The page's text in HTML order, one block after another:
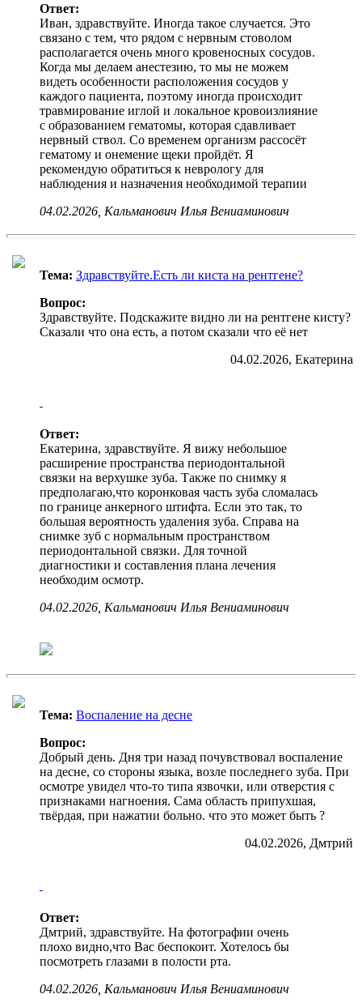
Ответ:
Иван, здравствуйте. Иногда такое случается. Это
связано с тем, что рядом с нервным стоволом
располагается очень много кровеносных сосудов.
Когда мы делаем анестезию, то мы не можем
видеть особенности расположения сосудов у
каждого пациента, поэтому иногда происходит
травмирование иглой и локальное кровоизлияние
с образованием гематомы, которая сдавливает
нервный ствол. Со временем организм рассосёт
гематому и онемение щеки пройдёт. Я
рекомендую обратиться к неврологу для
наблюдения и назначения необходимой терапии
04.02.2026, Кальманович Илья Вениаминович
Тема: Здравствуйте.Есть ли киста на рентгене?
Вопрос:
Здравствуйте. Подскажите видно ли на рентгене кисту?
Сказали что она есть, а потом сказали что её нет
04.02.2026, Екатерина
Ответ:
Екатерина, здравствуйте. Я вижу небольшое
расширение пространства периодонтальной
связки на верхушке зуба. Также по снимку я
предполагаю,что коронковая часть зуба сломалась
по границе анкерного штифта. Если это так, то
большая вероятность удаления зуба. Справа на
снимке зуб с нормальным пространством
периодонтальной связки. Для точной
диагностики и составления плана лечения
необходим осмотр.
04.02.2026, Кальманович Илья Вениаминович
Тема: Воспаление на десне
Вопрос:
Добрый день. Дня три назад почувствовал воспаление
на десне, со стороны языка, возле последнего зуба. При
осмотре увидел что-то типа язвочки, или отверстия с
признаками нагноения. Сама область припухшая,
твёрдая, при нажатии больно. что это может быть ?
04.02.2026, Дмтрий
Ответ:
Дмтрий, здравствуйте. На фотографии очень
плохо видно,что Вас беспокоит. Хотелось бы
посмотреть глазами в полости рта.
04.02.2026, Кальманович Илья Вениаминович